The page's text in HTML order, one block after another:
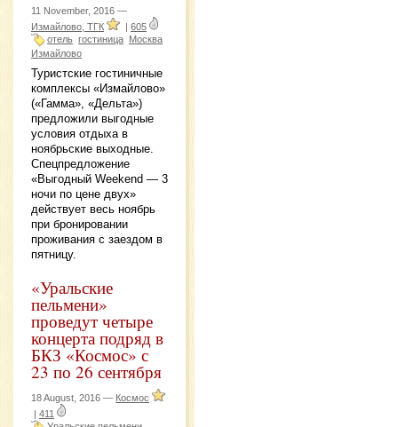
11 November, 2016 —
Измайлово, ТГК
605
отель гостиница Москва
Измайлово
Туристские гостиничные
комплексы «Измайлово»
(«Гамма», «Дельта»)
предложили выгодные
условия отдыха в
ноябрьские выходные.
Спецпредложение
«Выгодный Weekend — 3
ночи по цене двух»
действует весь ноябрь
при бронировании
проживания с заездом в
пятницу.
«Уральские
пельмени»
проведут четыре
концерта подряд в
БКЗ «Космос» с
23 по 26 сентября
18 August, 2016 — Космос
| 411